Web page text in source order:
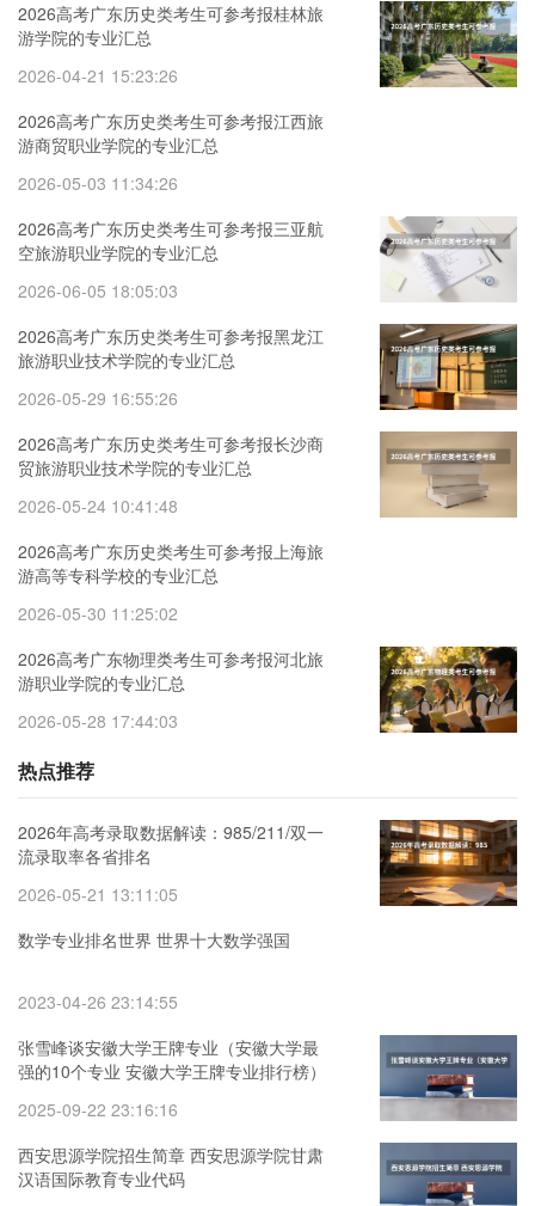
2026高考广东历史类考生可参考报桂林旅
游学院的专业汇总
2026-04-21 15:23:26
2026高考广东历史类考生可参考报江西旅
游商贸职业学院的专业汇总
2026-05-03 11:34:26
2026高考广东历史类考生可参考报三亚航
空旅游职业学院的专业汇总
2026-06-05 18:05:03
2026高考广东历史类考生可参考报黑龙江
旅游职业技术学院的专业汇总
2026-05-29 16:55:26
2026高考广东历史类考生可参考报长沙商
贸旅游职业技术学院的专业汇总
2026-05-24 10:41:48
2026高考广东历史类考生可参考报上海旅
游高等专科学校的专业汇总
2026-05-30 11:25:02
2026高考广东物理类考生可参考报河北旅
游职业学院的专业汇总
2026-05-28 17:44:03
热点推荐
2026年高考录取数据解读：985/211/双一
流录取率各省排名
2026-05-21 13:11:05
数学专业排名世界 世界十大数学强国
2023-04-26 23:14:55
张雪峰谈安徽大学王牌专业（安徽大学最
强的10个专业 安徽大学王牌专业排行榜）
2025-09-22 23:16:16
西安思源学院招生简章 西安思源学院甘肃
汉语国际教育专业代码